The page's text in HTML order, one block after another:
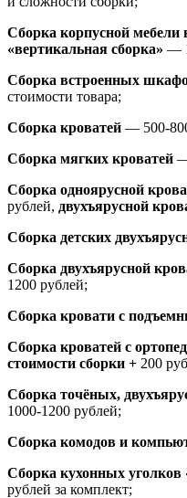
Сборка корпусной мебели
«вертикальная сборка» —
Сборка встроенных
стоимости товара;
Сборка кроватей — 500-
Сборка мягких кроватей
Сборка одноярусной
рублей, двухъярусной
Сборка детских
Сборка двухъярусной
1200 рублей;
Сборка кровати с
Сборка кроватей с
стоимости сборки + 200
Сборка точёных,
1000-1200 рублей;
Сборка комодов и
Сборка кухонных уголков
рублей за комплект;